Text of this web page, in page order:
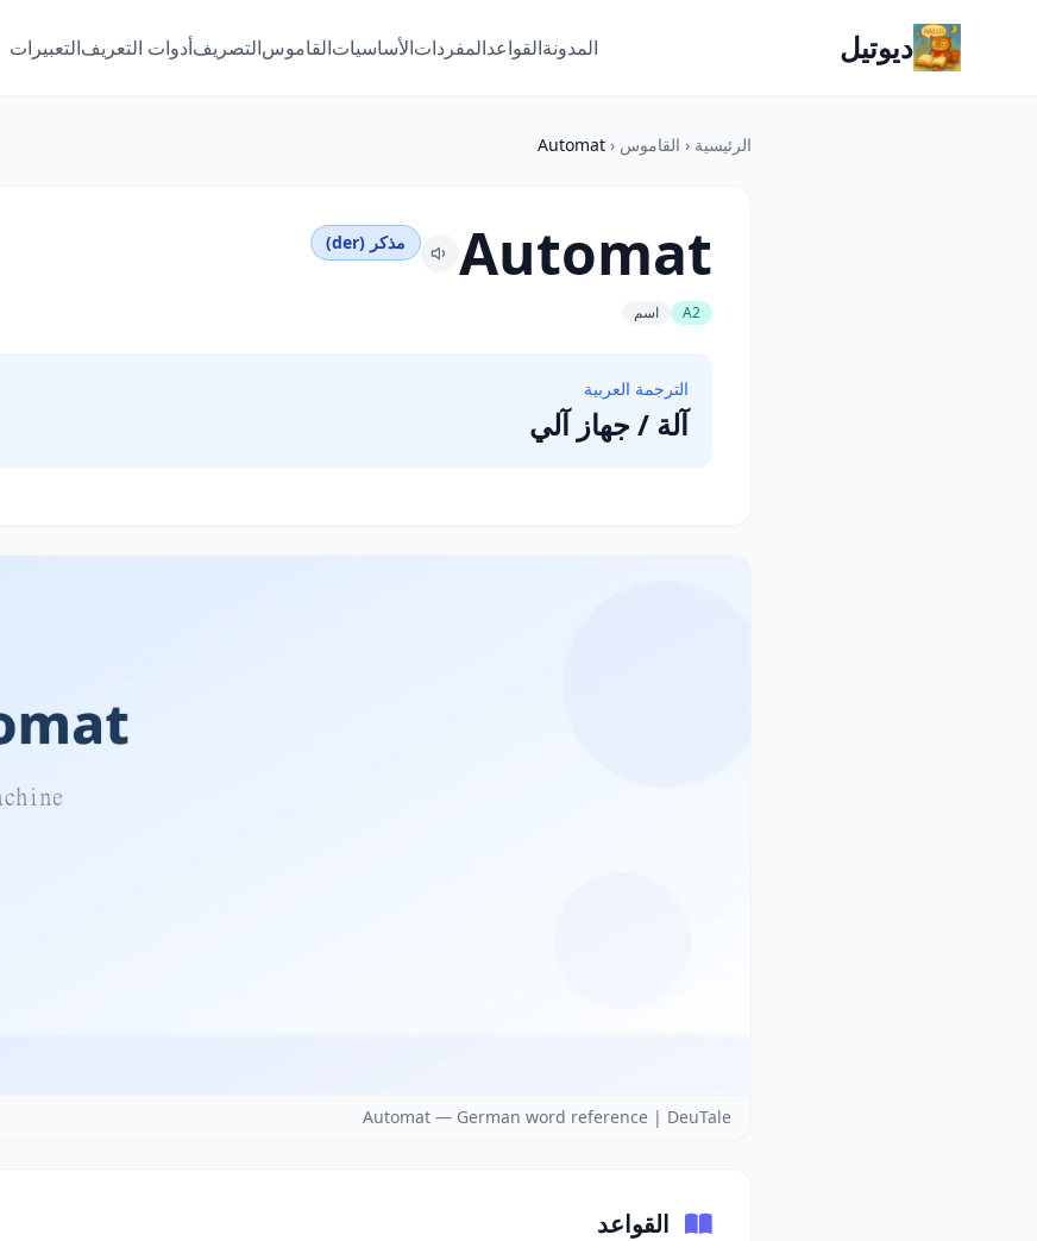
ديوتيل المدونةالقواعدالمفرداتالأساسياتالقاموسالتصريفأدوات التعريفالتعبيرات
الرئيسية ‹ القاموس ‹
Automat
Automat مذكر (der)
A2 اسم
الترجمة العربية
آلة / جهاز آلي
Automat — German word reference | DeuTale
القواعد